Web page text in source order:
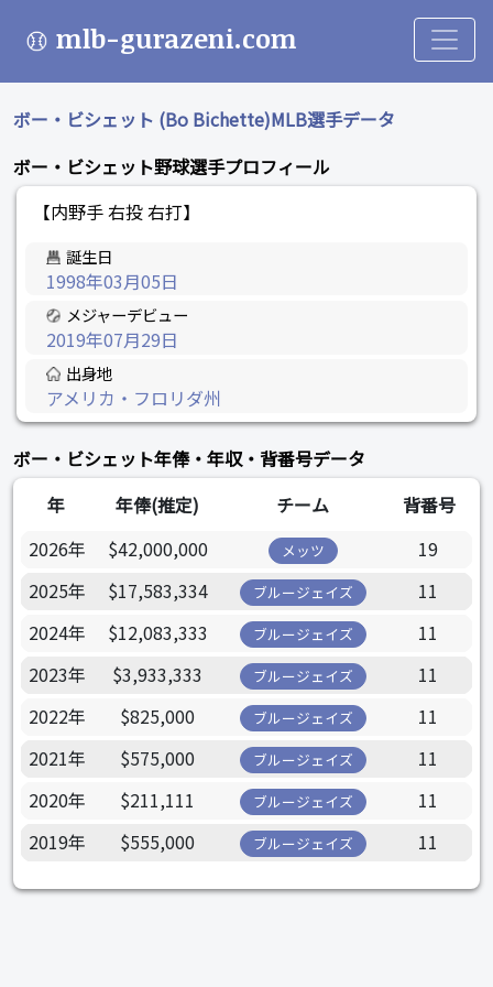
mlb-gurazeni.com
ボー・ビシェット (Bo Bichette)MLB選手データ
ボー・ビシェット野球選手プロフィール
【内野手 右投 右打】
誕生日
1998年03月05日
メジャーデビュー
2019年07月29日
出身地
アメリカ・フロリダ州
ボー・ビシェット年俸・年収・背番号データ
年
年俸(推定) チーム
背番号
2026年
$42,000,000 メッツ
19
2025年
$17,583,334 ブルージェイズ
11
2024年
$12,083,333 ブルージェイズ
11
2023年
$3,933,333 ブルージェイズ
11
2022年
$825,000 ブルージェイズ
11
2021年
$575,000 ブルージェイズ
11
2020年
$211,111 ブルージェイズ
11
2019年
$555,000 ブルージェイズ 11